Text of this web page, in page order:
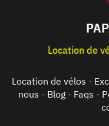
Location de
Location de vélos -
nous - Blog- Faqs -